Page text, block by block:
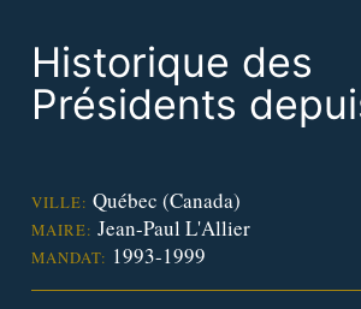
Historique des
Présidents
VILLE: Québec (Canada)
MAIRE: Jean-Paul L'Allier
MANDAT: 1993-1999